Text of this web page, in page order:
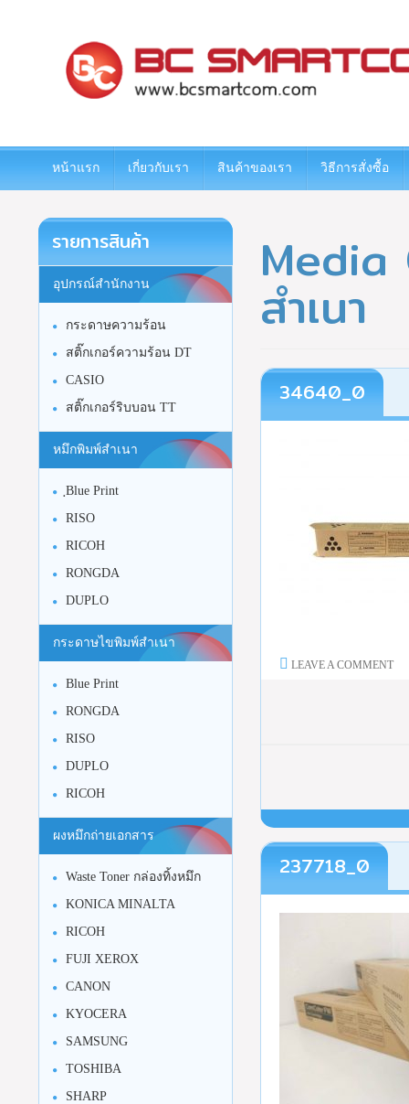
หน้าแรก เกี่ยวกับเรา สินค้าของเรา วิธีการสั่งซื้อ
สำเนา
34640_0
LEAVE A COMMENT
237718_0
รายการสินค้า
อุปกรณ์สำนักงาน
กระดาษความร้อน
สติ๊กเกอร์ความร้อน DT
CASIO
สติ๊กเกอร์ริบบอน TT
หมึกพิมพ์สำเนา
ฺBlue Print
RISO
RICOH
RONGDA
DUPLO
กระดาษไขพิมพ์สำเนา
Blue Print
RONGDA
RISO
DUPLO
RICOH
ผงหมึกถ่ายเอกสาร
Waste Toner กล่องทิ้งหมึก
KONICA MINALTA
RICOH
FUJI XEROX
CANON
KYOCERA
SAMSUNG
TOSHIBA
SHARP